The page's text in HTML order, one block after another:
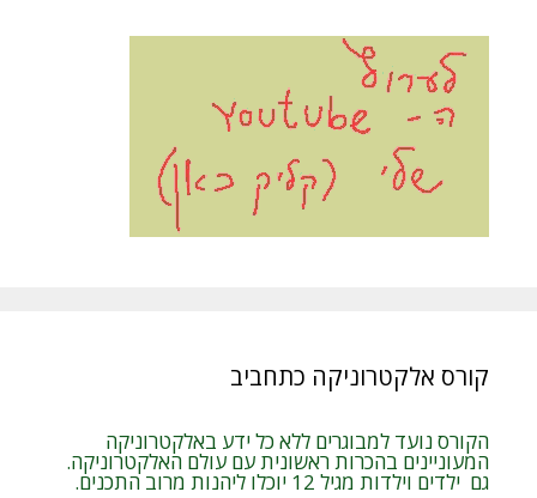
קורס אלקטרוניקה כתחביב
הקורס נועד למבוגרים ללא כל ידע באלקטרוניקה
המעוניינים בהכרות ראשונית עם עולם האלקטרוניקה.
גם ילדים וילדות מגיל 12 יוכלו ליהנות מרוב התכנים.